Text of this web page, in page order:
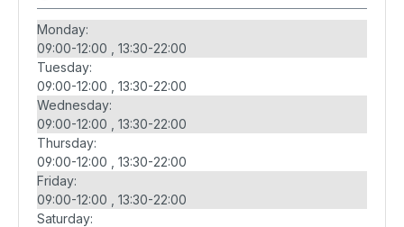
Monday:
09:00-12:00
13:30-22:00
Tuesday:
09:00-12:00
13:30-22:00
Wednesday:
09:00-12:00
13:30-22:00
Thursday:
09:00-12:00
13:30-22:00
Friday:
09:00-12:00
13:30-22:00
Saturday: